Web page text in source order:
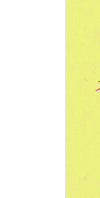
내 글이
날씨가
3부 작
아무리
런던에
『오만
다아시
여행자
젊음의
아직 『
좋은 소